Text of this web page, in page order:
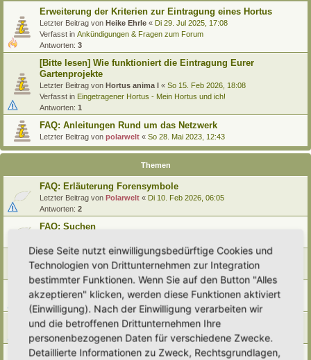
Erweiterung der Kriterien zur Eintragung eines Hortus
Letzter Beitrag von Heike Ehrle « Di 29. Jul 2025, 17:08
Verfasst in Ankündigungen & Fragen zum Forum
Antworten: 3
[Bitte lesen] Wie funktioniert die Eintragung Eurer
Gartenprojekte
Letzter Beitrag von Hortus anima l « So 15. Feb 2026, 18:08
Verfasst in Eingetragener Hortus - Mein Hortus und ich!
Antworten: 1
FAQ: Anleitungen Rund um das Netzwerk
Letzter Beitrag von polarwelt « So 28. Mai 2023, 12:43
Themen
FAQ: Erläuterung Forensymbole
Letzter Beitrag von Polarwelt « Di 10. Feb 2026, 06:05
Antworten: 2
FAQ: Suchen
FAQ: Entwürfe wiederfinden
Letzter Beitrag von Polarwelt «So 25. Feb 2024, 17:57
FAQ: Direkt zu einem Beitrag springen
Letzter Beitrag von Polarwelt
FAQ: Zum letzten Beitrag springen
Letzter Beitrag von Polarwelt« Mi 21. Jun 2023, 12:36
FAQ: Urheberrecht
Diese Seite nutzt einwilligungsbedürftige Cookies und
Technologien von Drittunternehmen zur Integration
bestimmter Funktionen. Wenn Sie auf den Button "Alles
akzeptieren" klicken, werden diese Funktionen aktiviert
(Einwilligung). Nach der Einwilligung verarbeiten wir
und die betroffenen Drittunternehmen Ihre
personenbezogenen Daten für verschiedene Zwecke.
Detaillierte Informationen zu Zweck, Rechtsgrundlagen,